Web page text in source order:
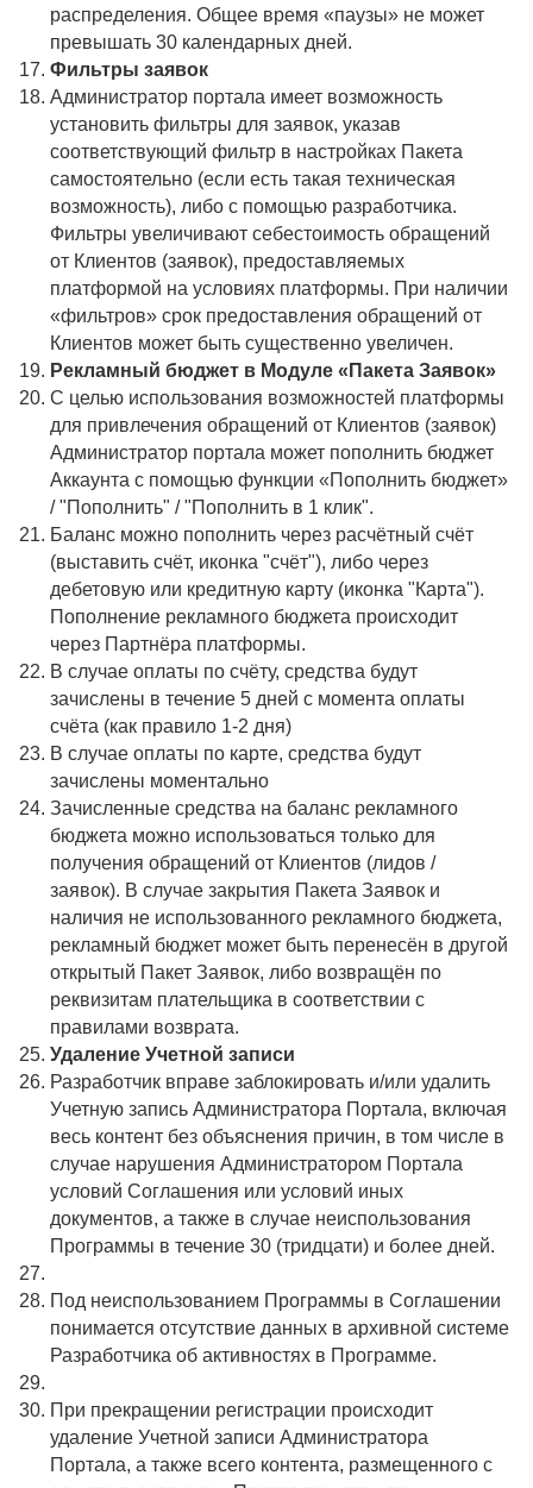
распределения. Общее время «паузы» не может
превышать 30 календарных дней.
Фильтры заявок
Администратор портала имеет возможность
установить фильтры для заявок, указав
соответствующий фильтр в настройках Пакета
самостоятельно (если есть такая техническая
возможность), либо с помощью разработчика.
Фильтры увеличивают себестоимость обращений
от Клиентов (заявок), предоставляемых
платформой на условиях платформы. При наличии
«фильтров» срок предоставления обращений от
Клиентов может быть существенно увеличен.
Рекламный бюджет в Модуле «Пакета Заявок»
С целью использования возможностей платформы
для привлечения обращений от Клиентов (заявок)
Администратор портала может пополнить бюджет
Аккаунта с помощью функции «Пополнить бюджет»
/ "Пополнить" / "Пополнить в 1 клик".
Баланс можно пополнить через расчётный счёт
(выставить счёт, иконка "счёт"), либо через
дебетовую или кредитную карту (иконка "Карта").
Пополнение рекламного бюджета происходит
через Партнёра платформы.
В случае оплаты по счёту, средства будут
зачислены в течение 5 дней с момента оплаты
счёта (как правило 1-2 дня)
В случае оплаты по карте, средства будут
зачислены моментально
Зачисленные средства на баланс рекламного
бюджета можно использоваться только для
получения обращений от Клиентов (лидов /
заявок). В случае закрытия Пакета Заявок и
наличия не использованного рекламного бюджета,
рекламный бюджет может быть перенесён в другой
открытый Пакет Заявок, либо возвращён по
реквизитам плательщика в соответствии с
правилами возврата.
Удаление Учетной записи
Разработчик вправе заблокировать и/или удалить
Учетную запись Администратора Портала, включая
весь контент без объяснения причин, в том числе в
случае нарушения Администратором Портала
условий Соглашения или условий иных
документов, а также в случае неиспользования
Программы в течение 30 (тридцати) и более дней.
Под неиспользованием Программы в Соглашении
понимается отсутствие данных в архивной системе
Разработчика об активностях в Программе.
При прекращении регистрации происходит
удаление Учетной записи Администратора
Портала, а также всего контента, размещенного с